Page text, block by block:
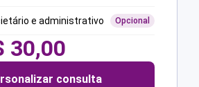
e administrativo Opcional
30,00
consulta